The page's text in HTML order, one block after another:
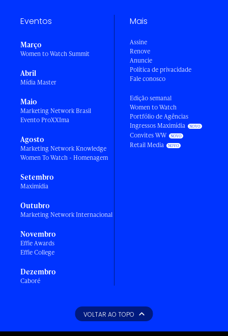
Eventos
Março
Women to Watch Summit
Abril
Mídia Master
Maio
Marketing Network Brasil
Evento ProXXIma
Agosto
Marketing Network Knowledge
Women To Watch - Homenagem
Setembro
Maximídia
Outubro
Marketing Network Internacional
Novembro
Effie Awards
Effie College
Dezembro
Caboré
Mais
Assine
Renove
Anuncie
Política de privacidade
Fale conosco
Edição semanal
Women to Watch
Portfólio de Agências
Ingressos Maximídia
Convites WW
Retail Media
VOLTAR AO TOPO